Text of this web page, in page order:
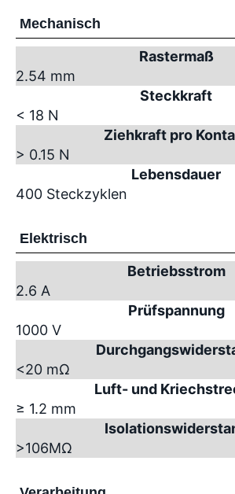
Mechanisch
Rastermaß
2.54 mm
Steckkraft
< 18 N
Ziehkraft pro
> 0.15 N
Lebensdauer
400 Steckzyklen
Elektrisch
Betriebsstrom
2.6 A
Prüfspannung
1000 V
<20 mΩ
Luft- und
≥ 1.2 mm
>106MΩ